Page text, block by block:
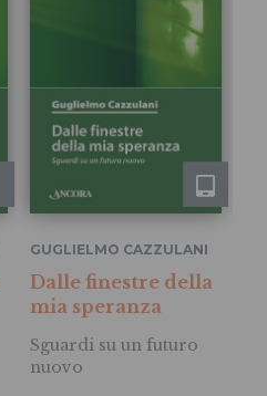
GUGLIELMO CAZZULANI
Dalle finestre della
mia speranza
Sguardi su un futuro
nuovo